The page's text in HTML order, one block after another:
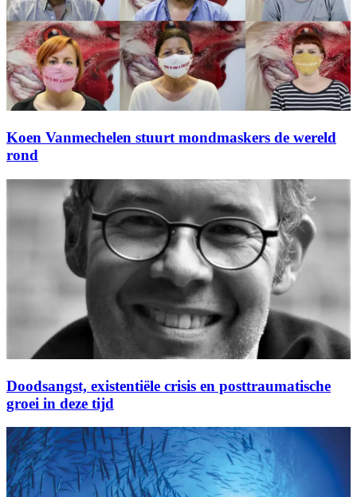
Koen Vanmechelen stuurt mondmaskers de wereld
rond
Doodsangst, existentiële crisis en posttraumatische
groei in deze tijd